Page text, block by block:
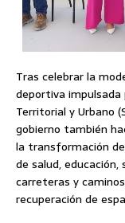
Tras celebrar la
deportiva impulsada
Territorial y Urbano
gobierno también
la transformación
de salud,
carreteras y
recuperación de